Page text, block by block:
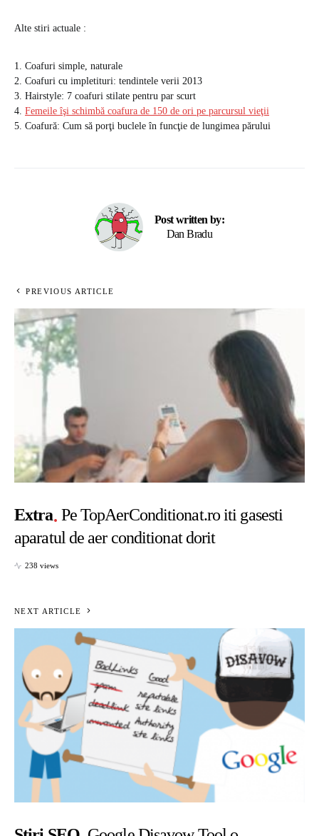
Alte stiri actuale :
1. Coafuri simple, naturale
2. Coafuri cu impletituri: tendintele verii 2013
3. Hairstyle: 7 coafuri stilate pentru par scurt
4. Femeile îşi schimbă coafura de 150 de ori pe parcursul vieţii
5. Coafură: Cum să porţi buclele în funcţie de lungimea părului
Post written by:
Dan Bradu
PREVIOUS ARTICLE
Extra Pe TopAerConditionat.ro iti gasesti
aparatul de aer conditionat dorit
238 views
NEXT ARTICLE